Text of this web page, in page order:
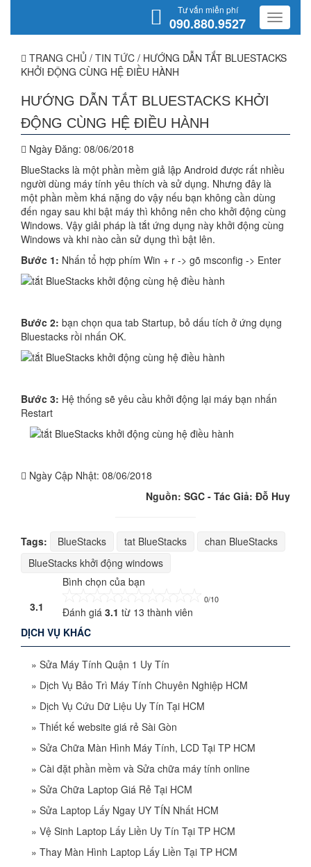
Tư vấn miễn phí
090.880.9527
TRANG CHỦ / TIN TỨC / HƯỚNG DẪN TẮT BLUESTACKS
KHỞI ĐỘNG CÙNG HỆ ĐIỀU HÀNH
HƯỚNG DẪN TẮT BLUESTACKS KHỞI
ĐỘNG CÙNG HỆ ĐIỀU HÀNH
Ngày Đăng: 08/06/2018
BlueStacks là một phần mềm giả lập Android được rất nhiều
người dùng máy tính yêu thích và sử dụng. Nhưng đây là
một phần mềm khá nặng do vậy nếu bạn không cần dùng
đến ngay sau khi bật máy thì không nên cho khởi động cùng
Windows. Vậy giải pháp là tắt ứng dụng này khởi động cùng
Windows và khi nào cần sử dụng thì bật lên.
Bước 1: Nhấn tổ hợp phím Win + r -> gõ msconfig -> Enter
Bước 2: bạn chọn qua tab Startup, bỏ dấu tích ở ứng dụng
Bluestacks rồi nhấn OK.
Bước 3: Hệ thống sẽ yêu cầu khởi động lại máy bạn nhấn
Restart
Ngày Cập Nhật: 08/06/2018
Nguồn: SGC - Tác Giả: Đỗ Huy
Tags: BlueStacks tat BlueStacks
chan BlueStacks
BlueStacks khởi động windows
3.1
Bình chọn của bạn
0/10
Đánh giá 3.1 từ 13 thành viên
DỊCH VỤ KHÁC
» Sửa Máy Tính Quận 1 Uy Tín
» Dịch Vụ Bảo Trì Máy Tính Chuyên Nghiệp HCM
» Dịch Vụ Cứu Dữ Liệu Uy Tín Tại HCM
» Thiết kế website giá rẻ Sài Gòn
» Sửa Chữa Màn Hình Máy Tính, LCD Tại TP HCM
» Cài đặt phần mềm và Sửa chữa máy tính online
» Sửa Chữa Laptop Giá Rẻ Tại HCM
» Sửa Laptop Lấy Ngay UY TÍN Nhất HCM
» Vệ Sinh Laptop Lấy Liền Uy Tín Tại TP HCM
» Thay Màn Hình Laptop Lấy Liền Tại TP HCM